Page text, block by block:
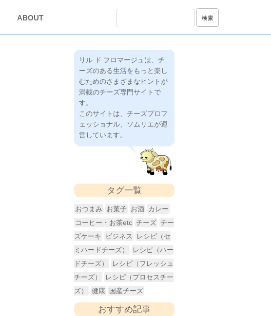
ABOUT
リル ド フロマージュは、チ
ーズのある生活をもっと楽し
むためのさまざまなヒントが
満載のチーズ専門サイトで
す。
このサイトは、チーズプロフ
ェッショナル、ソムリエが運
営しています。
タグ一覧
おつまみ お菓子 お酒
カレー
コーヒー・お茶etc チーズ チー
ズケーキ
ビジネス
レシピ（セ
ミハードチーズ）
レシピ（ハー
ドチーズ）
レシピ（フレッシュ
チーズ）
レシピ（プロセスチー
ズ）
健康 国産チーズ
おすすめ記事